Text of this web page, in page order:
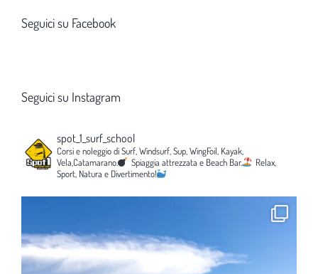
Seguici su Facebook
Seguici su Instagram
spot_1_surf_school
Corsi e noleggio di Surf, Windsurf, Sup, WingFoil, Kayak,
Vela,Catamarano.
Spiaggia attrezzata e Beach Bar.
Relax,
Sport, Natura e Divertimento!